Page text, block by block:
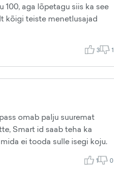
aga lõpetagu siis ka see
kõigi teiste menetlusajad
3 1
omab palju suuremat
Smart id saab teha ka
ei tooda sulle isegi koju.
1 0